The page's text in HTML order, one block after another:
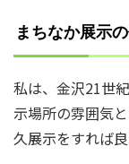
まちなか展示
私は、金沢21世
示場所の雰囲気
久展示をすれば